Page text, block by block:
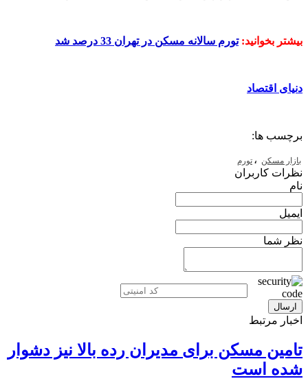
بیشتر بخوانید:تورم سالانه مسکن در تهران 33 درصد شد
دنیای اقتصاد
برچسب ها:
بازار مسکن ، تورم
نظرات کاربران
نام
ایمیل
نظر شما
اخبار مرتبط
تامین مسکن برای مدیران رده بالا نیز دشوار
شده است